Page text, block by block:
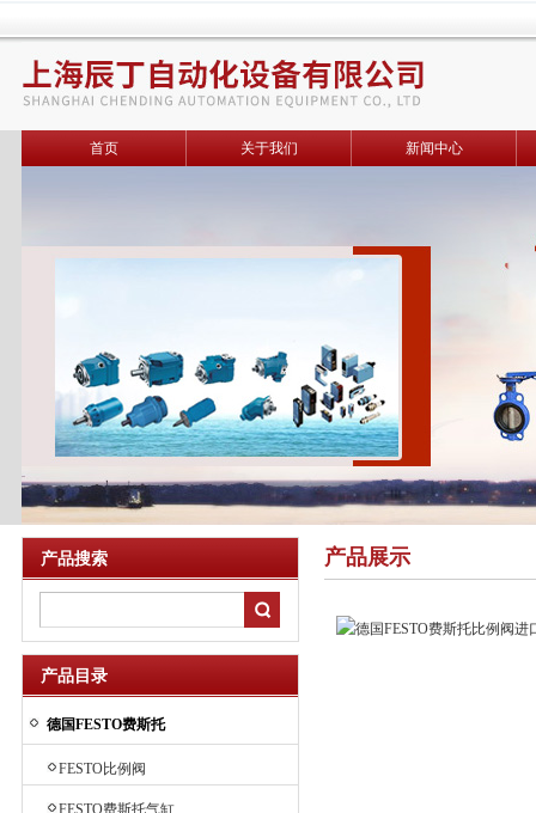
首页 关于我们 新闻中心
产品搜索
产品目录
德国FESTO费斯托
FESTO比例阀
FESTO费斯托气缸
产品展示